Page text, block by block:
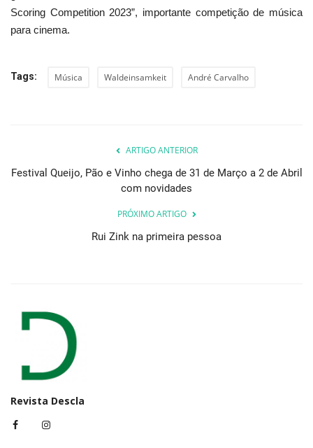
Scoring Competition 2023”, importante competição de música
para cinema.
Tags: Música Waldeinsamkeit André Carvalho
ARTIGO ANTERIOR
Festival Queijo, Pão e Vinho chega de 31 de Março a 2 de Abril
com novidades
PRÓXIMO ARTIGO
Rui Zink na primeira pessoa
Revista Descla